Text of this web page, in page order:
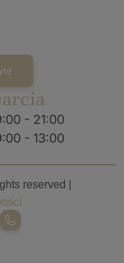
- 21:00
- 13:00
reserved |